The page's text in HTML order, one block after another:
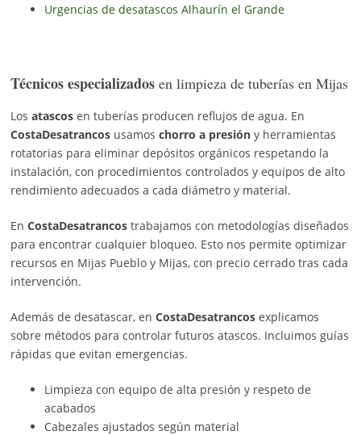
Urgencias de desatascos Alhaurín el Grande
Técnicos especializadosen limpieza de tuberías en Mijas
Los atascosen tuberías producen reflujos de agua. En
CostaDesatrancosusamos chorro a presióny herramientas
rotatorias para eliminar depósitos orgánicos respetando la
instalación, con procedimientos controlados y equipos de alto
rendimiento adecuados a cada diámetro y material.
En CostaDesatrancostrabajamos con metodologías diseñados
para encontrar cualquier bloqueo. Esto nos permite optimizar
recursos en Mijas Pueblo y Mijas, con precio cerrado tras cada
intervención.
Además de desatascar, en CostaDesatrancosexplicamos
sobre métodos para controlar futuros atascos. Incluimos guías
rápidas que evitan emergencias.
Limpieza con equipo de alta presión y respeto de
acabados
Cabezales ajustados según material